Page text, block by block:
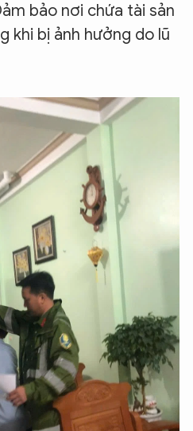
bảo nơi chứa tài sản
khi bị ảnh hưởng do lũ